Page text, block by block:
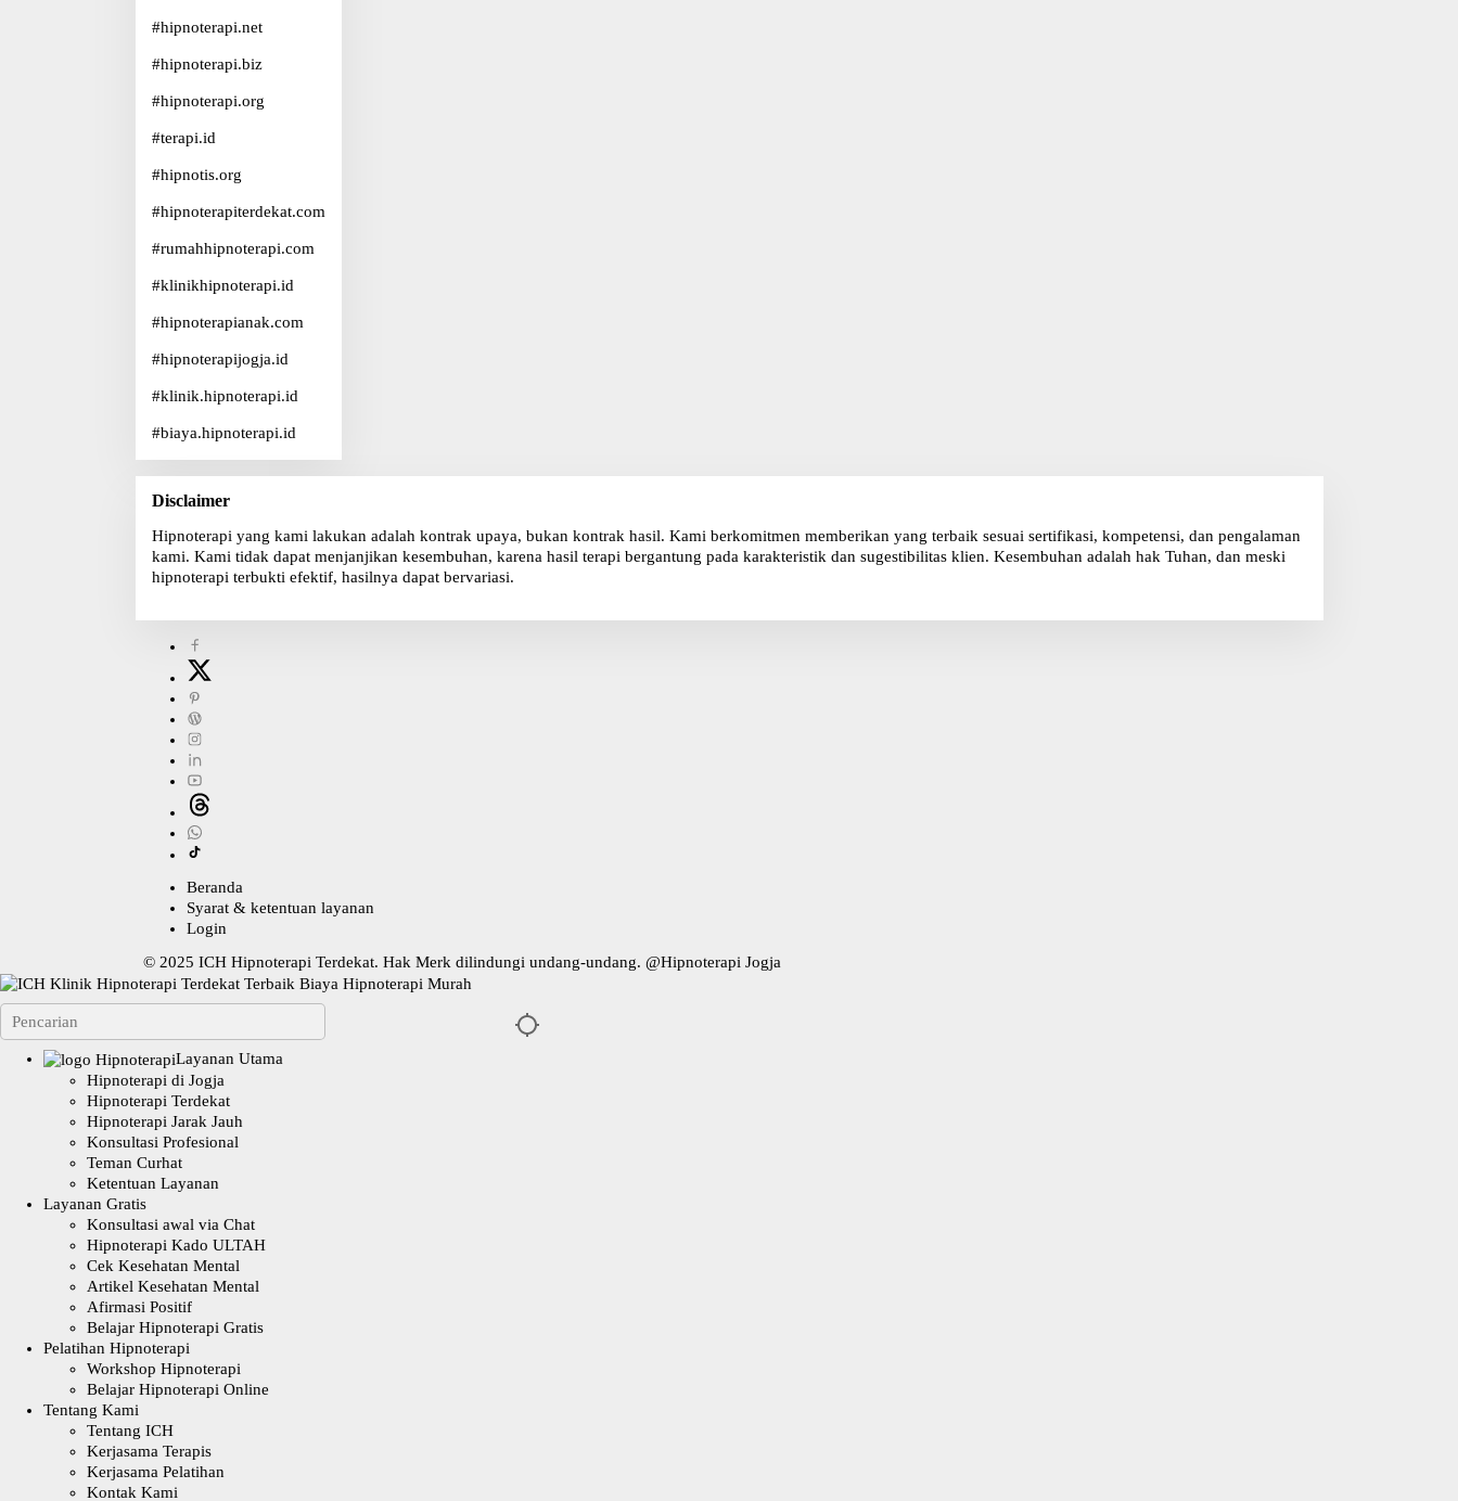
#hipnoterapi.net
#hipnoterapi.biz
#hipnoterapi.org
#terapi.id
#hipnotis.org
#hipnoterapiterdekat.com
#rumahhipnoterapi.com
#klinikhipnoterapi.id
#hipnoterapianak.com
#hipnoterapijogja.id
#klinik.hipnoterapi.id
#biaya.hipnoterapi.id
Disclaimer
Hipnoterapi yang kami lakukan adalah kontrak upaya, bukan kontrak hasil. Kami berkomitmen memberikan yang terbaik sesuai sertifikasi, kompetensi, dan pengalaman
kami. Kami tidak dapat menjanjikan kesembuhan, karena hasil terapi bergantung pada karakteristik dan sugestibilitas klien. Kesembuhan adalah hak Tuhan, dan meski
hipnoterapi terbukti efektif, hasilnya dapat bervariasi.
Beranda
Syarat & ketentuan layanan
Login
© 2025 ICH Hipnoterapi Terdekat. Hak Merk dilindungi undang-undang. @Hipnoterapi Jogja
Layanan Utama
Hipnoterapi di Jogja
Hipnoterapi Terdekat
Hipnoterapi Jarak Jauh
Konsultasi Profesional
Teman Curhat
Ketentuan Layanan
Layanan Gratis
Konsultasi awal via Chat
Hipnoterapi Kado ULTAH
Cek Kesehatan Mental
Artikel Kesehatan Mental
Afirmasi Positif
Belajar Hipnoterapi Gratis
Pelatihan Hipnoterapi
Workshop Hipnoterapi
Belajar Hipnoterapi Online
Tentang Kami
Tentang ICH
Kerjasama Terapis
Kerjasama Pelatihan
Kontak Kami